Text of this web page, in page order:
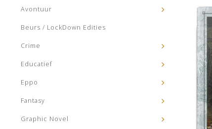
Avontuur
Beurs / LockDown Edities
Crime
Educatief
Eppo
Fantasy
Graphic Novel